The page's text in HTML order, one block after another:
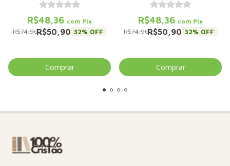
R$50,90
R$74,90 32% OFF
R$48,36 com Pix
R$50,90
R$74,90 32% OFF
R$48,36 com Pix